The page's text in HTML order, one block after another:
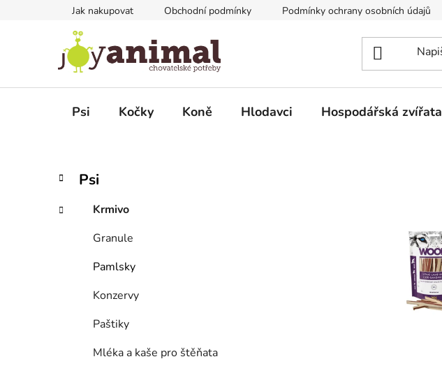
Jak nakupovat Obchodní podmínky Podmínky ochrany osobních údajů
Psi Kočky Koně Hlodavci Hospodářská zvířata
P
s
Přeskočit
kategorie
K
a
e
Psi
Krmivo
Granule
Pamlsky
Konzervy
Paštiky
Mléka a kaše pro štěňata